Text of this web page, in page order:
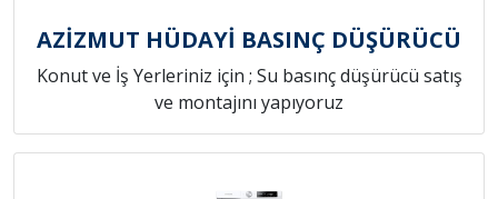
AZİZMUT HÜDAYİ BASINÇ DÜŞÜRÜCÜ
Konut ve İş Yerleriniz için ; Su basınç düşürücü satış
ve montajını yapıyoruz